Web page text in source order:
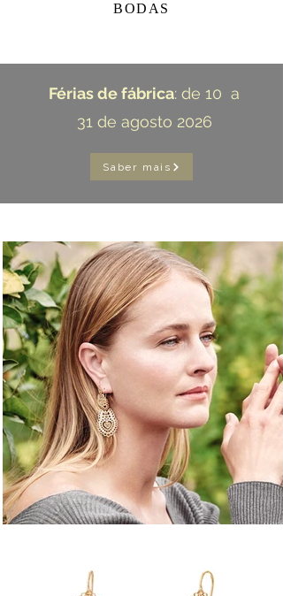
BODAS
Férias de fábrica: de 10 a
31 de agosto 2026
Saber mais